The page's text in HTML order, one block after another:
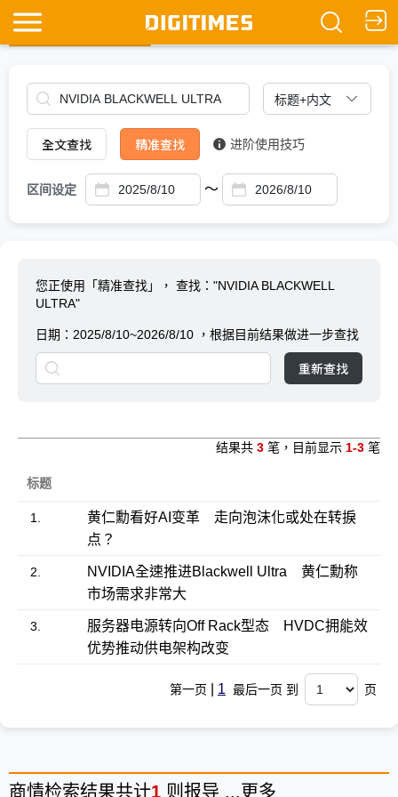
Ask DIGITIMES
全文查找 精准查找 进阶使用技巧
区间设定 ～
您正使用「精准查找」， 查找："NVIDIA BLACKWELL
ULTRA"
日期： 2025/8/10~2026/8/10 ，根据目前结果做进一步查找
重新查找
结果共 3 笔，目前显示 1-3 笔
标题
1.
黄仁勳看好AI变革 走向泡沫化或处在转捩
点？
2.
NVIDIA全速推进Blackwell Ultra 黄仁勳称
市场需求非常大
3.
服务器电源转向Off Rack型态 HVDC拥能效
优势推动供电架构改变
第一页 1 最后一页 到 页
商情检索结果共计1 则报导 ... 更多